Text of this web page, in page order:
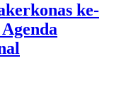
ke-